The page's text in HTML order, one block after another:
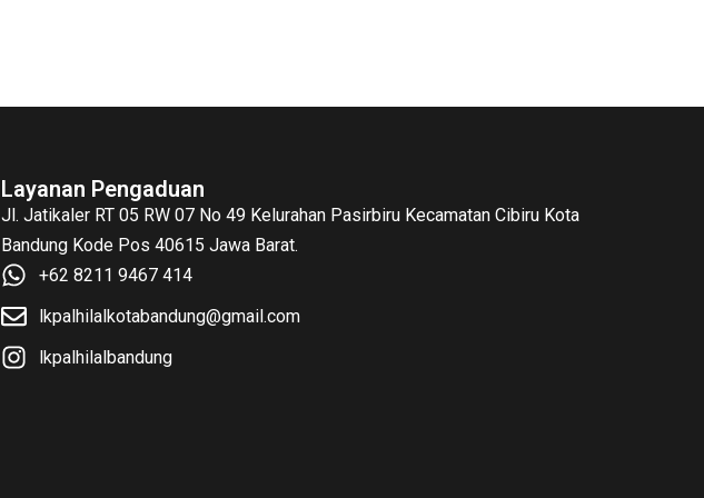
Layanan Pengaduan
Jl. Jatikaler RT 05 RW 07 No 49 Kelurahan Pasirbiru Kecamatan Cibiru Kota
Bandung Kode Pos 40615 Jawa Barat.
+62 8211 9467 414
lkpalhilalkotabandung@gmail.com
lkpalhilalbandung